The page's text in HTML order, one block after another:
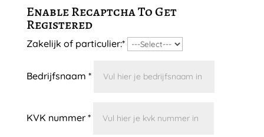
Enable Recaptcha To Get
Registered
Zakelijk of particulier:*
Bedrijfsnaam *
KVK nummer *